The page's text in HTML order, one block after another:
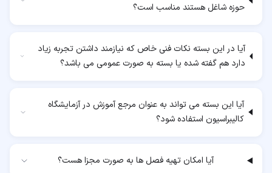
حوزه شاغل هستند مناسب است؟
آیا در این بسته نکات فنی خاص که نیازمند داشتن تجربه زیاد
دارد هم گفته شده یا بسته به صورت عمومی می باشد؟
آیا این بسته می تواند به عنوان مرجع آموزش در آزمایشگاه
کالیبراسیون استفاده شود؟
آیا امکان تهیه فصل ها به صورت مجزا هست؟